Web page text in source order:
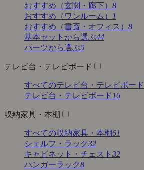
おすすめ（玄関・廊下） 8
おすすめ（ワンルーム）
1
おすすめ（書斎・オフィス） 8
基本セットから選ぶ44
パーツから選ぶ5
テレビ台・テレビボード
すべてのテレビ台・テレビボード
テレビ台・テレビボード 16
収納家具・本棚
すべての収納家具・本棚61
シェルフ・ラック32
キャビネット・チェスト 32
ハンガーラック8